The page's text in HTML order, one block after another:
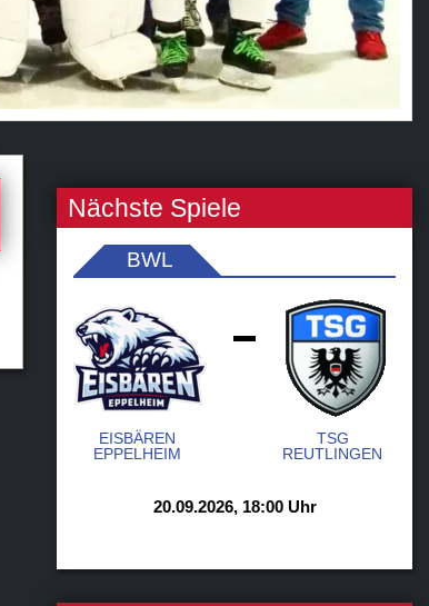
Nächste Spiele
BWL
EISBÄREN
EPPELHEIM
-
TSG
REUTLINGEN
20.09.2026, 18:00 Uhr